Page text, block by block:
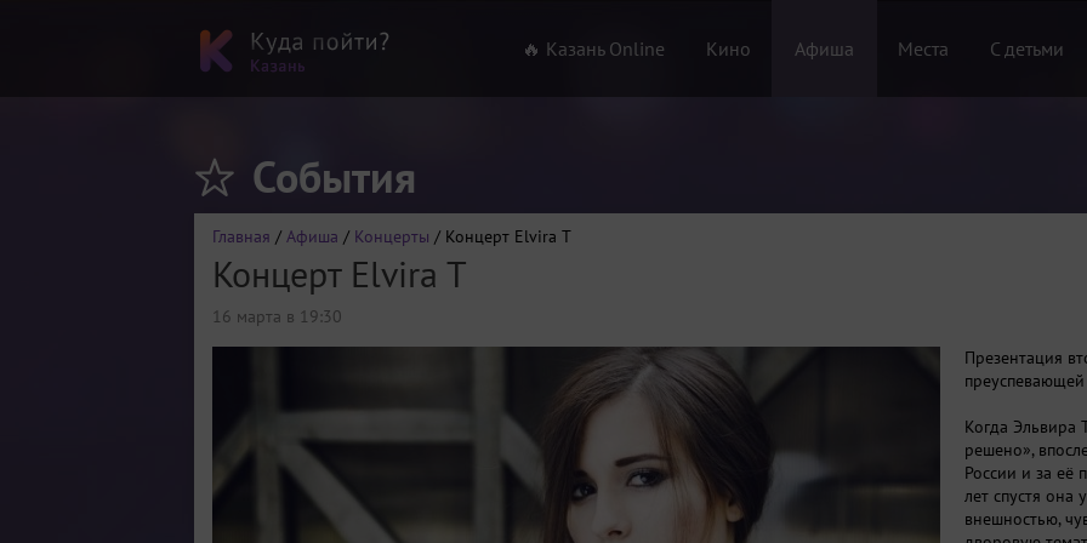
🔥 Казань Online Кино Афиша Места С детьми
События
Главная / Афиша / Концерты / Концерт Elvira T
Концерт Elvira T
16 марта в 19:30
Презентация
Когда Эльвира
решено»,
России и за её
лет спустя она
внешностью,